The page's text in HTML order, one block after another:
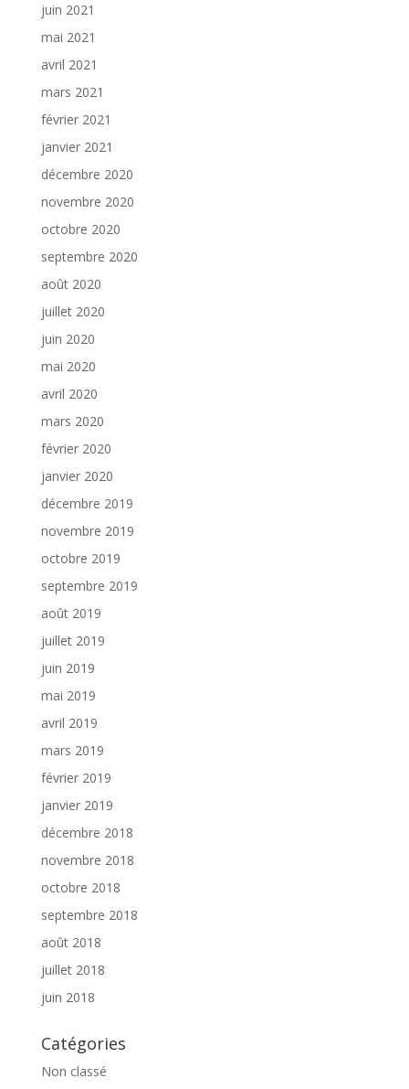
juin 2021
mai 2021
avril 2021
mars 2021
février 2021
janvier 2021
décembre 2020
novembre 2020
octobre 2020
septembre 2020
août 2020
juillet 2020
juin 2020
mai 2020
avril 2020
mars 2020
février 2020
janvier 2020
décembre 2019
novembre 2019
octobre 2019
septembre 2019
août 2019
juillet 2019
juin 2019
mai 2019
avril 2019
mars 2019
février 2019
janvier 2019
décembre 2018
novembre 2018
octobre 2018
septembre 2018
août 2018
juillet 2018
juin 2018
Catégories
Non classé